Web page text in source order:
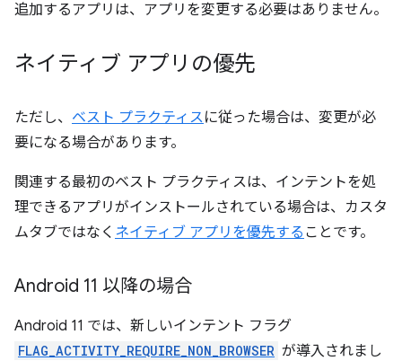
追加するアプリは、アプリを変更する必要はありません。
ネイティブ アプリの優先
ただし、 ベスト プラクティスに従った場合は、変更が必
要になる場合があります。
関連する最初のベスト プラクティスは、インテントを処
理できるアプリがインストールされている場合は、カスタ
ムタブではなく ネイティブ アプリを優先する ことです。
Android 11 以降の場合
Android 11 では、新しいインテント フラグ
FLAG_ACTIVITY_REQUIRE_NON_BROWSER が導入されまし